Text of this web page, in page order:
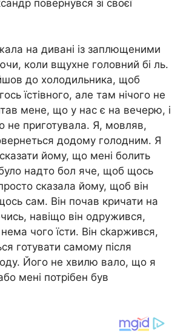
повернувся зі своєї
на дивані із заплющеними
коли вщухне головний бі ль.
до холодильника, щоб
їстівного, але там нічого не
мене, що у нас є на вечерю, і
не приготувала. Я, мовляв,
додому голодним. Я
йому, що мені болить
надто бол яче, щоб щось
сказала йому, щоб він
сам. Він почав кричати на
навіщо він одружився,
чого їсти. Він сkаржився,
готувати самому після
Його не хвилю вало, що я
мені потрібен був